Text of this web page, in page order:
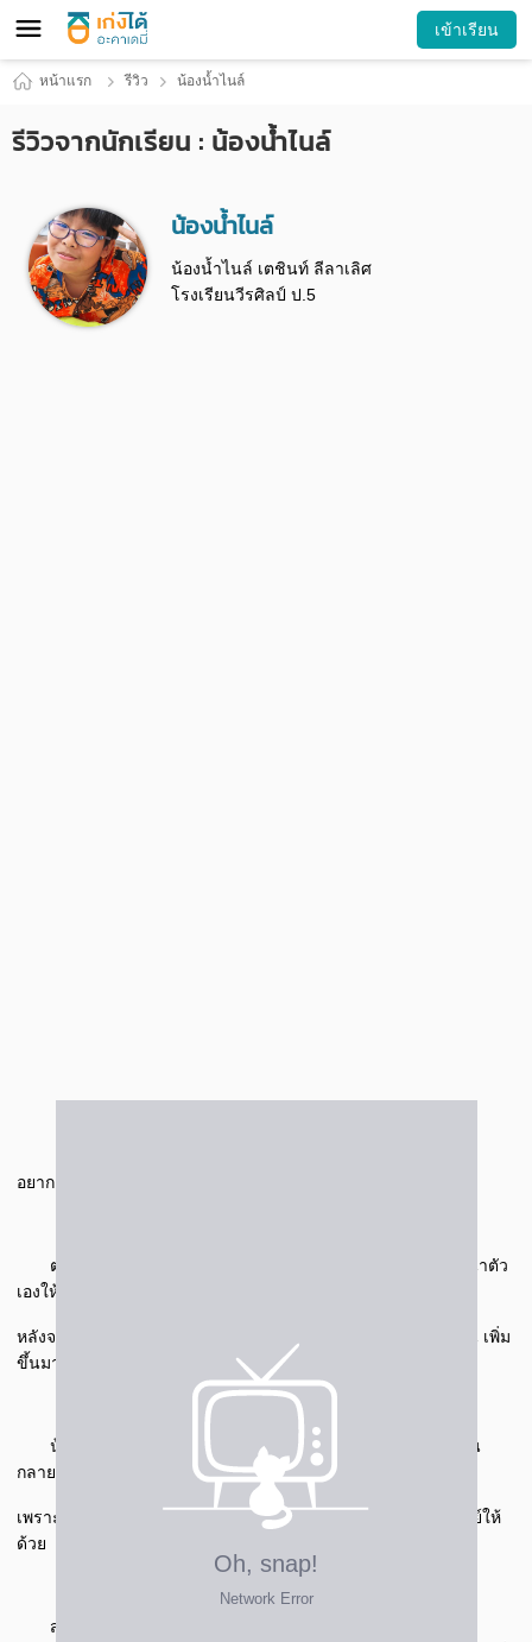
เข้าเรียน
หน้าแรก รีวิว น้องน้ำไนล์
รีวิวจากนักเรียน : น้องน้ำไนล์
น้องน้ำไนล์
น้องน้ำไนล์ เตชินท์ ลีลาเลิศ
โรงเรียนวีรศิลป์ ป.5
อยากเก่งขึ้นกว่าเดิม .. วันนี้ครูที่โรงเรียนชมว่า "เรียนเก่งขึ้น"
ตอนแรกน้องไนล์ได้คะแนนประมาณ 90% แต่ก็ยังอยากพัฒนาตัว
เองให้ดีขึ้นอีก
หลังจากที่ได้เรียนกับ เก่งได้ อะคาเดมี่ ผลการเรรียนก็คต่อยๆ ดีขึ้น เพิ่ม
ขึ้นมาอีก 3% เลย
น้องไนล์เรียนคณิตกับครูฝ้าย จากที่เคยสอบได้ 25-26 คะแนน
กลายเป็นว่า คะแนนเพิ่มขึ้นมาเป็น 28 เต็ม 30 เลย
เพราะครูฝ้ายสอนให้เข้าใจตั้งแต่แรก และสอนเทคนิคการทำโจทย์ให้
ด้วย
ส่วนวิชาวิทย์เรียนกับครูมีน ครูอธิบายละเอียด มีสื่อการเรียน